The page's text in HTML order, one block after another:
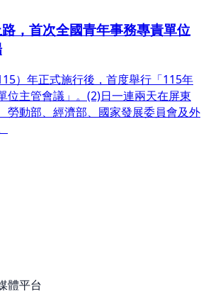
路，首次全國青年事務專責單位
）年正式施行後，首度舉行「115年
位主管會議」。(2)日一連兩天在屏東
勞動部、經濟部、國家發展委員會及外
體平台